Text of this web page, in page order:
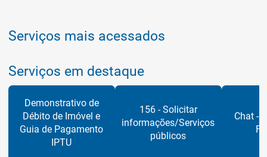
Serviços mais acessados
Serviços em destaque
Demonstrativo de
Débito de Imóvel e
Guia de Pagamento
IPTU
156 - Solicitar
informações/Serviços
públicos
Chat -